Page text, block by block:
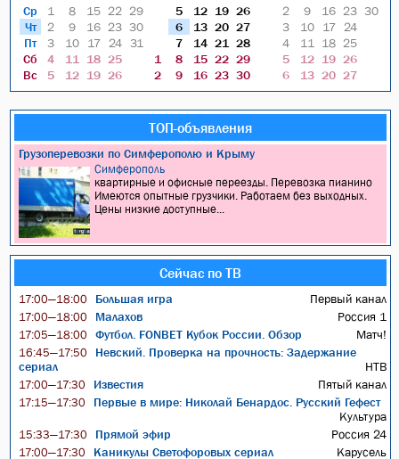
Ср
Чт
Пт
Сб
Вс
1
8 15 22 29
2
9 16 23 30
3
10 17 24 31
4
11 18 25
5
12 19 26
5
12 19 26
6
13 20 27
7
14 21
28
1
8 15 22 29
2
9 16 23 30
2
9 16 23 30
3
10 17
24
4
11 18 25
5
12 19 26
6
13 20 27
ТОП-объявления
Грузоперевозки по Симферополю и Крыму
Симферополь
квартирные и офисные переезды. Перевозка пианино
Имеются опытные грузчики. Работаем без выходных.
Цены низкие доступные...
Сейчас по ТВ
17:00—18:00 Большая игра Первый канал
17:00—18:00 Малахов Россия 1
17:05—18:00 Футбол. FONBET Кубок России. Обзор Матч!
16:45—17:50
Невский. Проверка на прочность: Задержание
сериал
НТВ
17:00—17:30 Известия Пятый канал
17:15—17:30
Первые в мире: Николай Бенардос. Русский Гефест
Культура
15:33—17:30 Прямой эфир Россия 24
17:00—17:30 Каникулы Светофоровых сериал Карусель